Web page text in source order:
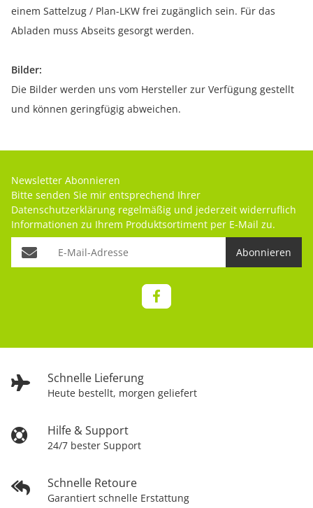
einem Sattelzug / Plan-LKW frei zugänglich sein. Für das
Abladen muss Abseits gesorgt werden.
Bilder:
Die Bilder werden uns vom Hersteller zur Verfügung gestellt
und können geringfügig abweichen.
Schnelle Lieferung
Heute bestellt, morgen geliefert
Hilfe & Support
24/7 bester Support
Schnelle Retoure
Garantiert schnelle Erstattung
Newsletter Abonnieren
Bitte senden Sie mir entsprechend Ihrer
Datenschutzerklärung regelmäßig und jederzeit widerruflich
Informationen zu Ihrem Produktsortiment per E-Mail zu.
Abonnieren